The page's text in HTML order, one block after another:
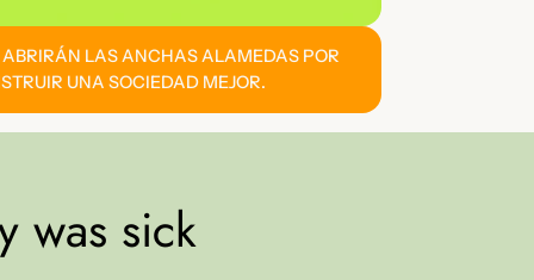
LAS ANCHAS ALAMEDAS POR
UNA SOCIEDAD MEJOR.
was sick